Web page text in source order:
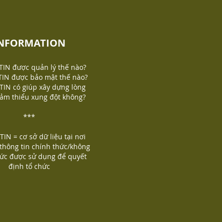
được quản lý thế nào?
được bảo mật thế nào?
có giúp xây dựng lòng
thiểu xung đột không?
***
= cơ sở dữ liệu tại nơi
tin chính thức/không
được sử dụng để quyết
định tổ chức